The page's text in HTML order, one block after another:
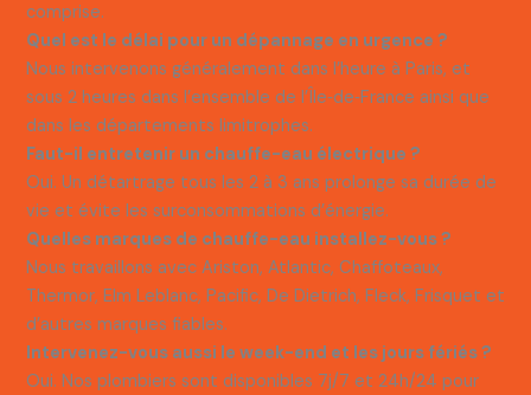
comprise.
Quel est le délai pour un dépannage en urgence ?
Nous intervenons généralement dans l’heure à Paris, et
sous 2 heures dans l’ensemble de l’Île‑de‑France ainsi que
dans les départements limitrophes.
Faut-il entretenir un chauffe-eau électrique ?
Oui. Un détartrage tous les 2 à 3 ans prolonge sa durée de
vie et évite les surconsommations d’énergie.
Quelles marques de chauffe-eau installez-vous ?
Nous travaillons avec Ariston, Atlantic, Chaffoteaux,
Thermor, Elm Leblanc, Pacific, De Dietrich, Fleck, Frisquet et
d’autres marques fiables.
Intervenez-vous aussi le week-end et les jours fériés ?
Oui. Nos plombiers sont disponibles 7j/7 et 24h/24 pour